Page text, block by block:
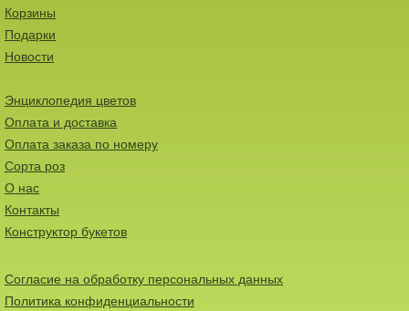
Корзины
Подарки
Новости
Энциклопедия цветов
Оплата и доставка
Оплата заказа по номеру
Сорта роз
О нас
Контакты
Конструктор букетов
Согласие на обработку персональных данных
Политика конфиденциальности